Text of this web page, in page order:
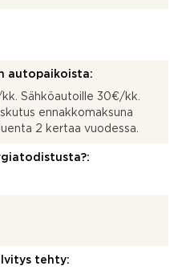
autopaikoista:
Sähköautoille 30€/kk.
ennakkomaksuna
2 kertaa vuodessa.
tehty: